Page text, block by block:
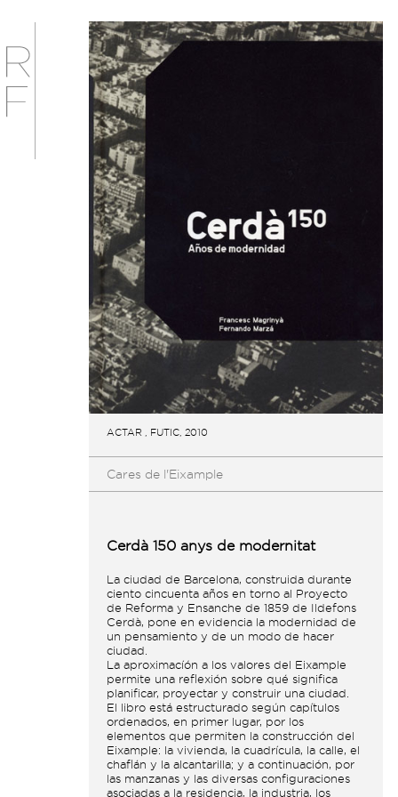
ACTAR , FUTIC, 2010
Cares de l'Eixample
Cerdà 150 anys de modernitat
La ciudad de Barcelona, construida durante
ciento cincuenta años en torno al Proyecto
de Reforma y Ensanche de 1859 de Ildefons
Cerdà, pone en evidencia la modernidad de
un pensamiento y de un modo de hacer
ciudad.
La aproximacíón a los valores del Eixample
permite una reflexión sobre qué significa
planificar, proyectar y construir una ciudad.
El libro está estructurado según capítulos
ordenados, en primer lugar, por los
elementos que permiten la construcción del
Eixample: la vivienda, la cuadrícula, la calle, el
chaflán y la alcantarilla; y a continuación, por
las manzanas y las diversas configuraciones
asociadas a la residencia, la industria, los